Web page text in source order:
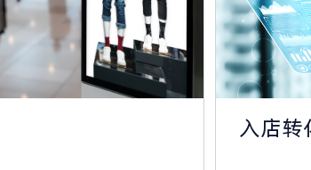
入店转